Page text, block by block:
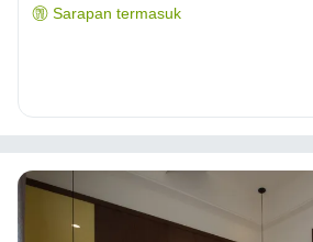
Sarapan termasuk